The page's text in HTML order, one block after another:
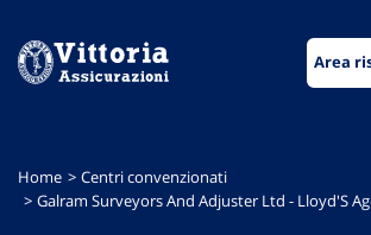
menu
contenuto
footer
Area
Home
Centri convenzionati
Galram Surveyors And Adjuster Ltd - Lloyd'S